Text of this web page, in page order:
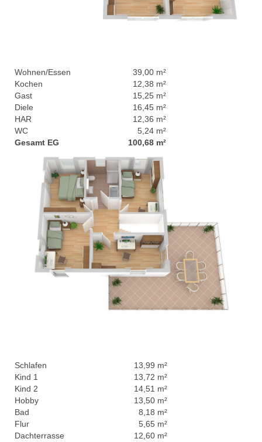
Wohnen/Essen
39,00 m²
Kochen
12,38 m²
Gast
15,25 m²
Diele
16,45 m²
HAR
12,36 m²
WC
5,24 m²
Gesamt EG
100,68 m²
Schlafen
13,99 m²
Kind 1
13,72 m²
Kind 2
14,51 m²
Hobby
13,50 m²
Bad
8,18 m²
Flur
5,65 m²
Dachterrasse
12,60 m²